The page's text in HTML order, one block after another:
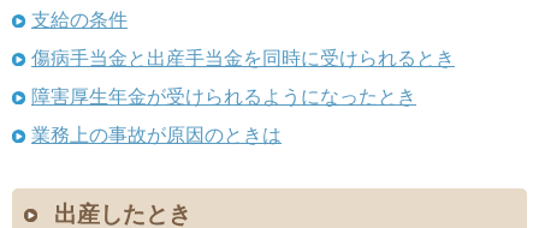
支給の条件
傷病手当金と出産手当金を同時に受けられるとき
障害厚生年金が受けられるようになったとき
業務上の事故が原因のときは
出産したとき